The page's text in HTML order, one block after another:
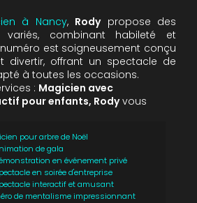
à Nancy, Rodypropose des
combinant habileté et
est soigneusement conçu
divertir, offrant un spectacle de
à toutes les occasions.
: Magicien avec
pour enfants, Rodyvous
pour arbre de Noël
de gala
en événement privé
en soirée d'entreprise
interactif et amusant
de mentalisme impressionnant